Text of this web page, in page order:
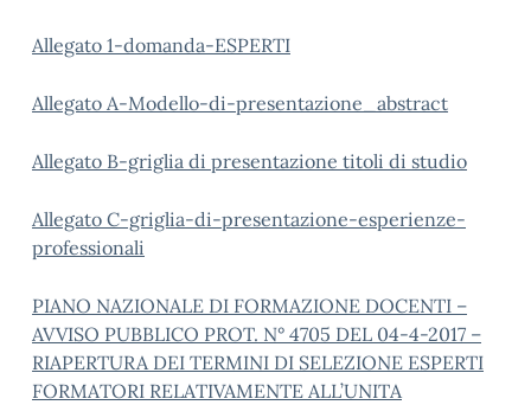
Allegato 1-domanda-ESPERTI
Allegato A-Modello-di-presentazione_abstract
Allegato B-griglia di presentazione titoli di studio
Allegato C-griglia-di-presentazione-esperienze-
professionali
PIANO NAZIONALE DI FORMAZIONE DOCENTI –
AVVISO PUBBLICO PROT. N° 4705 DEL 04-4-2017 –
RIAPERTURA DEI TERMINI DI SELEZIONE ESPERTI
FORMATORI RELATIVAMENTE ALL’UNITA